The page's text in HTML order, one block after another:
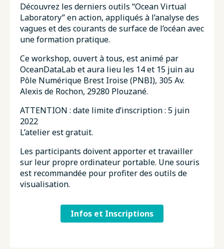
Découvrez les derniers outils “Ocean Virtual
Laboratory” en action, appliqués à l’analyse des
vagues et des courants de surface de l’océan avec
une formation pratique.
Ce workshop, ouvert à tous, est animé par
OceanDataLab et aura lieu les 14 et 15 juin au
Pôle Numérique Brest Iroise (PNBI), 305 Av.
Alexis de Rochon, 29280 Plouzané.
ATTENTION : date limite d’inscription : 5 juin
2022
L’atelier est gratuit.
Les participants doivent apporter et travailler
sur leur propre ordinateur portable. Une souris
est recommandée pour profiter des outils de
visualisation.
Infos et Inscriptions